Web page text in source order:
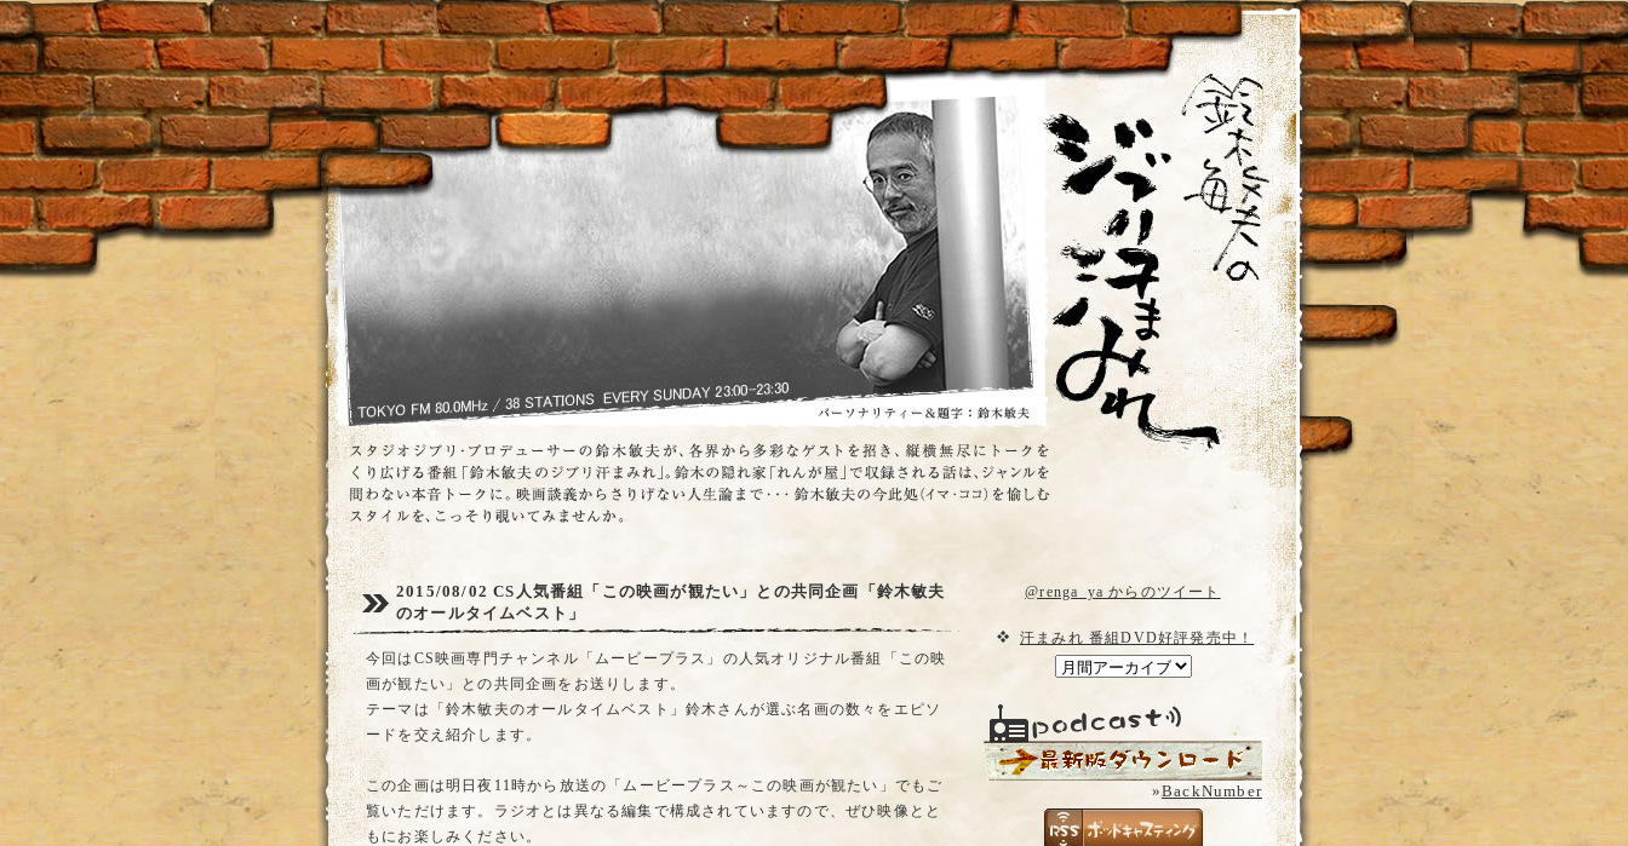
2015/08/02CS人気番組「この映画が観たい」との共同企画「鈴木敏夫
のオールタイムベスト」
今回はCS映画専門チャンネル「ムービープラス」の人気オリジナル番組「この映
画が観たい」との共同企画をお送りします。
テーマは「鈴木敏夫のオールタイムベスト」鈴木さんが選ぶ名画の数々をエピソ
ードを交え紹介します。
この企画は明日夜11時から放送の「ムービープラス～この映画が観たい」でもご
覧いただけます。ラジオとは異なる編集で構成されていますので、ぜひ映像とと
もにお楽しみください。
@renga_ya からのツイート
汗まみれ 番組DVD好評発売中！
»BackNumber